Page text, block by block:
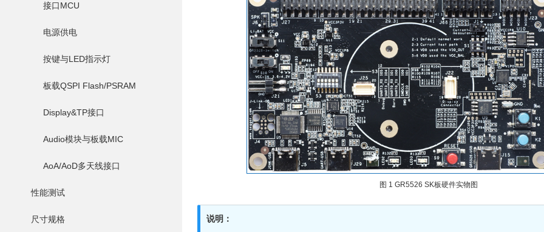
接口MCU
电源供电
按键与LED指示灯
板载QSPI Flash/PSRAM
Display&TP接口
Audio模块与板载MIC
AoA/AoD多天线接口
性能测试
尺寸规格
图 1 GR5526 SK板硬件实物图
说明：